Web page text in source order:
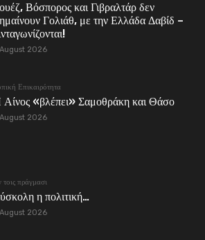
Βόσπορος και Γιβραλτάρ δεν
Γολιάθ, με την Ελλάδα Δαβίδ –
2026
Επικαιρότητα
«βλέπει» Σαμοθράκη και Θάσο
2026
τοις πράγμασι
η πολιτική…
2026